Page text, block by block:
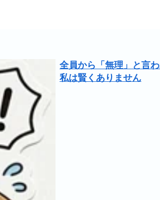
全員から「無理」と言
私は賢くありません